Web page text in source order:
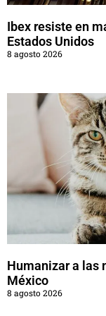
Ibex resiste en
Estados Unidos
8 agosto 2026
Humanizar a las
México
8 agosto 2026